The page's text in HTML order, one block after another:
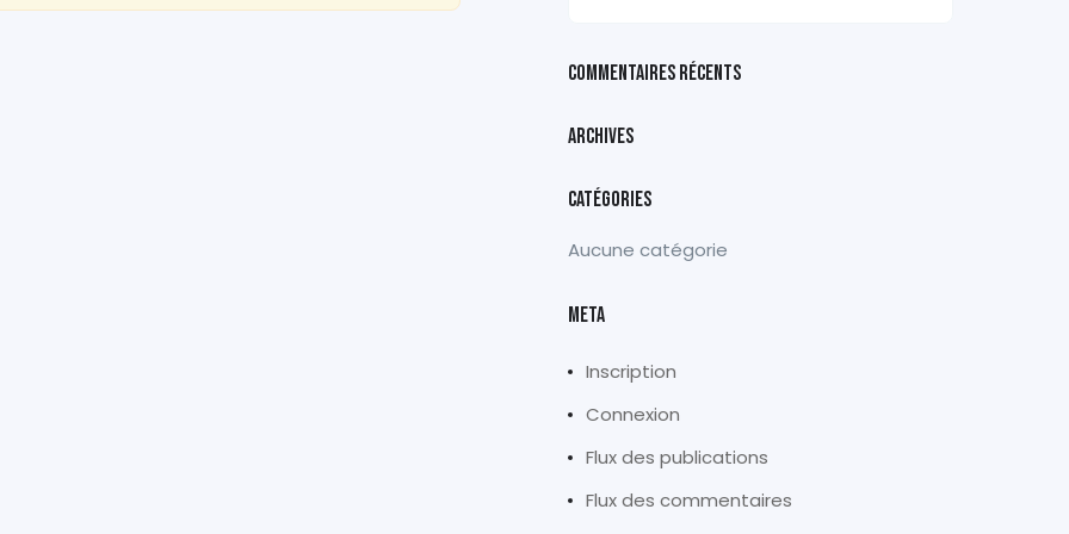
Commentaires récents
Archives
Catégories
Aucune catégorie
Meta
Inscription
Connexion
Flux des publications
Flux des commentaires